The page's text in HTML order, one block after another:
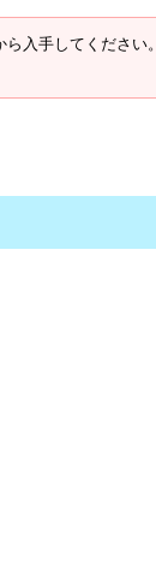
入手してください。